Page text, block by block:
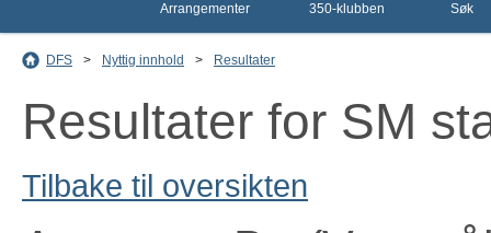
Arrangementer
350-klubben
Søk
DFS > Nyttig innhold > Resultater
Resultater for SM
Tilbake til oversikten